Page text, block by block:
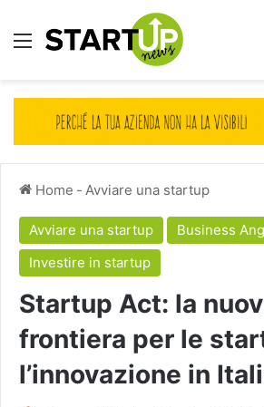
Menu
Home - Avviare una startup
Avviare una startup
Business
Investire in startup
Startup Act: la
frontiera per le
l’innovazione in